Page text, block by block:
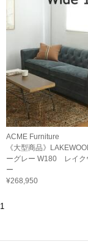
ACME Furniture
《大型商品》
ーグレー W180 レイク
ー
¥268,950
1